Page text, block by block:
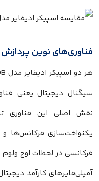
فناوری‌های نوین
سیگنال دیجیتال یعنی
نقش اصلی این فناوری
یکنواخت‌سازی فرکانس‌ها و
فرکانسی در لحظات اوج ولوم
آمپلی‌فایرهای کارآمد